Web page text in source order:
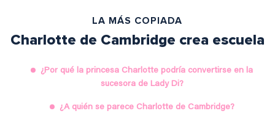
LA MÁS COPIADA
Charlotte de Cambridge crea escuela
¿Por qué la princesa Charlotte podría convertirse en la
sucesora de Lady Di?
¿A quién se parece Charlotte de Cambridge?